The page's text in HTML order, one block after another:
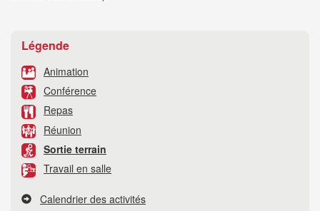
Légende
Animation
Conférence
Repas
Réunion
Sortie terrain
Travail en salle
Calendrier des activités